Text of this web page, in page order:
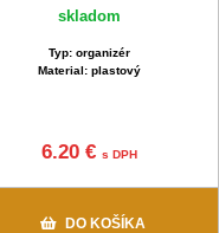
skladom
Typ: organizér
Material: plastový
6.20 € s DPH
DO KOŠÍKA